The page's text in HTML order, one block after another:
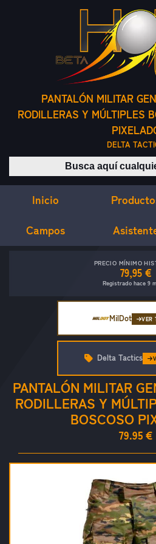
PANTALÓN MILITAR
RODILLERAS Y MÚLTIPLES
DELTA
Inicio
Campos
PRECIO MÍNIMO
79,95 €
Registrado hace 9
MilDot VER
PANTALÓN MILITAR
RODILLERAS Y
BOSCOSO
79.95 €
Delta Tactics